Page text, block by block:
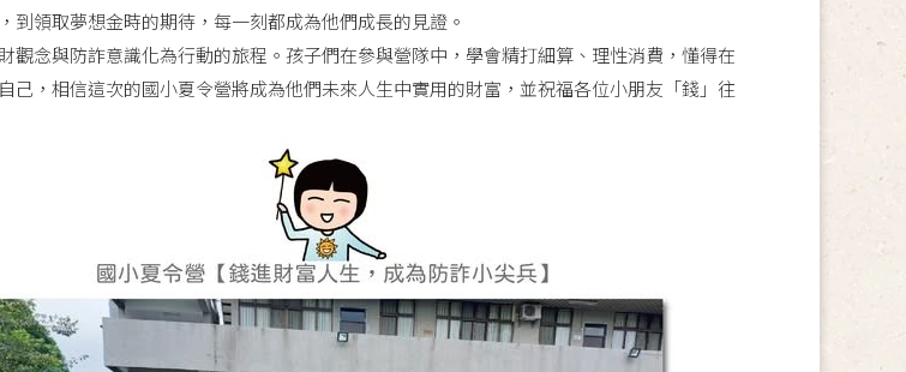
到領取夢想金時的期待，每一刻都成為他們成長的見證。
觀念與防詐意識化為行動的旅程。孩子們在參與營隊中，學會精打細算、理性消費，懂得在
己，相信這次的國小夏令營將成為他們未來人生中實用的財富，並祝福各位小朋友「錢」往